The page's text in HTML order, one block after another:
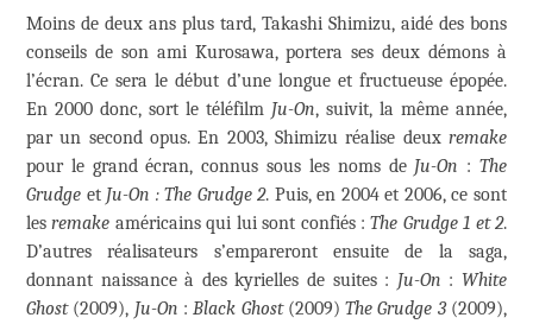
Moins de deux ans plus tard, Takashi Shimizu, aidé des bons
conseils de son ami Kurosawa, portera ses deux démons à
l’écran. Ce sera le début d’une longue et fructueuse épopée.
En 2000 donc, sort le téléfilm Ju-On, suivit, la même année,
par un second opus. En 2003, Shimizu réalise deux remake
pour le grand écran, connus sous les noms de Ju-On :The
Grudge et Ju-On : The Grudge 2. Puis, en 2004 et 2006, ce sont
lesremake américains qui lui sont confiés : The Grudge 1 et 2.
D’autres réalisateurs s’empareront ensuite de la saga,
donnant naissance à des kyrielles de suites : Ju-On :White
Ghost(2009), Ju-On : Black Ghost(2009)The Grudge 3(2009),